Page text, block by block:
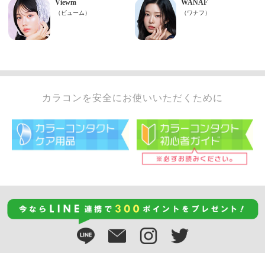
カラコンを安全にお使いいただくために